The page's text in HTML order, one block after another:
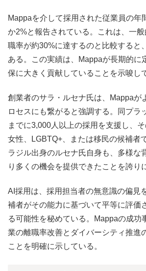
Mappaを介して採用された従業員の年
か2%と報告されている。これは、一
職率が約30%に達するのと比較すると
ある。この実績は、Mappaが長期的に
保に大きく貢献していることを示唆し
創業者のサラ・ルセナ氏は、Mappaが
ロセスにも繋がると強調する。同プラ
までに3,000人以上の採用を支援し、
女性、LGBTQ+、または移民の候補者
ラジル出身のルセナ氏自身も、多様な
り多くの機会を提供できたことを誇り
AI採用は、採用担当者の無意識の偏見
補者がその能力に基づいて平等に評価
る可能性を秘めている。Mappaの成功
業の離職率改善とダイバーシティ推進
ことを明確に示している。